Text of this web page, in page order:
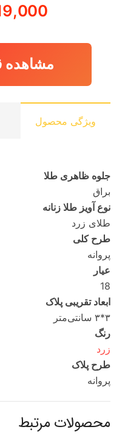
مشاهده
ویژگی محصول
جلوه ظاهری طلا
براق
نوع آویز طلا زنانه
طلای زرد
طرح کلی
پروانه
عیار
18
ابعاد تقریبی پلاک
۳*۳ سانتی‌متر
رنگ
زرد
طرح پلاک
پروانه
محصولات مرتبط